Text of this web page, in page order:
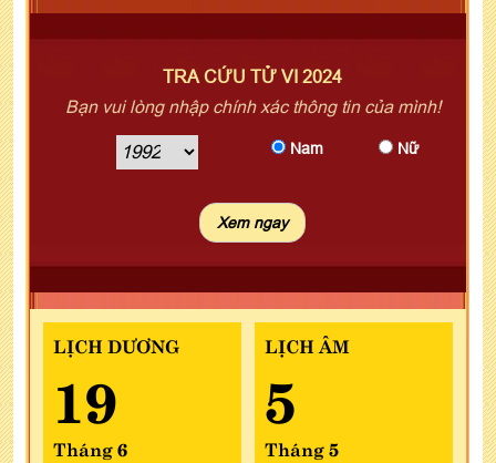
TRA CỨU TỬ VI 2024
Bạn vui lòng nhập chính xác thông tin của mình!
Nam Nữ
LỊCH DƯƠNG
19
Tháng 6
LỊCH ÂM
5
Tháng 5